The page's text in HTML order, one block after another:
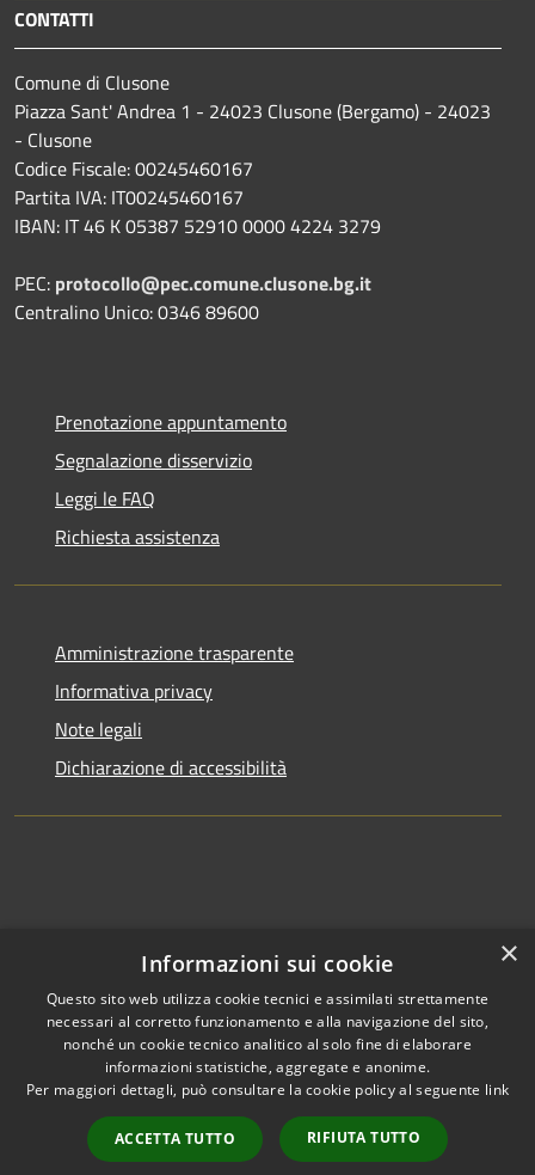
CONTATTI
Comune di Clusone
Piazza Sant' Andrea 1 - 24023 Clusone (Bergamo) - 24023
- Clusone
Codice Fiscale: 00245460167
Partita IVA: IT00245460167
IBAN: IT 46 K 05387 52910 0000 4224 3279
PEC: protocollo@pec.comune.clusone.bg.it
Centralino Unico: 0346 89600
Prenotazione appuntamento
Segnalazione disservizio
Leggi le FAQ
Richiesta assistenza
Amministrazione trasparente
Informativa privacy
Note legali
Dichiarazione di accessibilità
RSS
Accessibilità
Copyright © 2026 • Comune di
Municipium•
Accesso
redazione
×
Informazioni sui cookie
Questo sito web utilizza cookie tecnici e assimilati strettamente
necessari al corretto funzionamento e alla navigazione del sito,
nonché un cookie tecnico analitico al solo fine di elaborare
informazioni statistiche, aggregate e anonime.
Per maggiori dettagli, può consultare la cookie policy al seguente link
ACCETTA TUTTO RIFIUTA TUTTO